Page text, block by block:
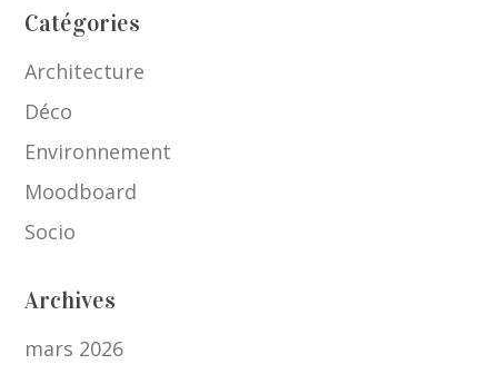
Catégories
Architecture
Déco
Environnement
Moodboard
Socio
Archives
mars 2026